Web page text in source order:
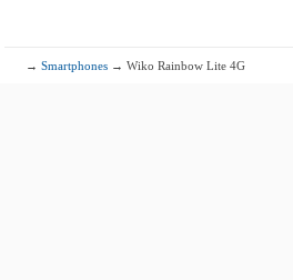
→Smartphones → Wiko Rainbow Lite 4G